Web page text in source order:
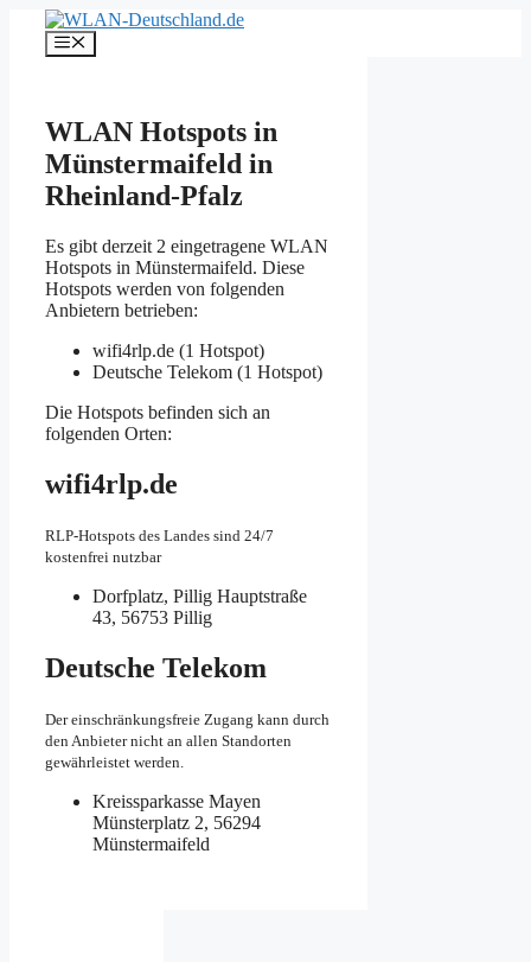
Inhalt
springen
Menü
WLAN Hotspots in
Münstermaifeld in
Rheinland-Pfalz
Es gibt derzeit 2 eingetragene WLAN
Hotspots in Münstermaifeld. Diese
Hotspots werden von folgenden
Anbietern betrieben:
wifi4rlp.de (1 Hotspot)
Deutsche Telekom (1 Hotspot)
Die Hotspots befinden sich an
folgenden Orten:
wifi4rlp.de
RLP-Hotspots des Landes sind 24/7
kostenfrei nutzbar
Dorfplatz, Pillig Hauptstraße
43, 56753 Pillig
Deutsche Telekom
Der einschränkungsfreie Zugang kann durch
den Anbieter nicht an allen Standorten
gewährleistet werden.
Kreissparkasse Mayen
Münsterplatz 2, 56294
Münstermaifeld